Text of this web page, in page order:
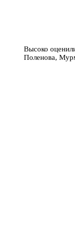
Высоко
Поленова,